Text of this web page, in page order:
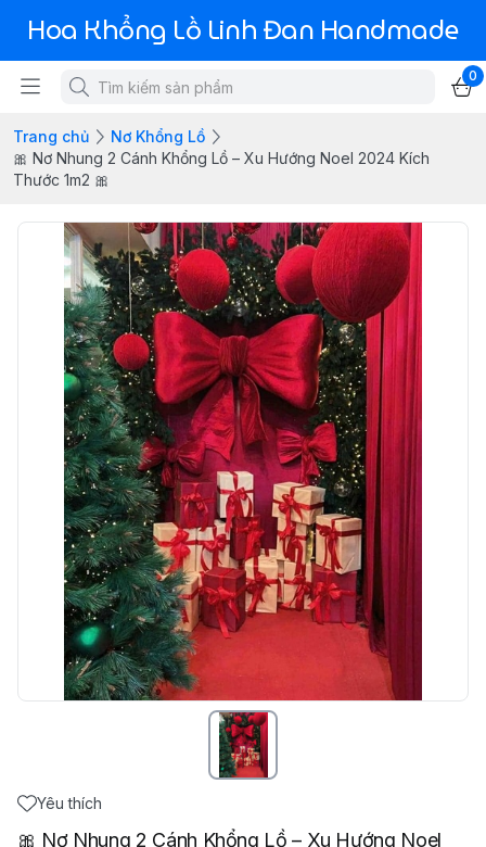
Hoa Khổng Lồ Linh Đan Handmade
0
Trang chủ
Nơ Khổng Lồ
🎀 Nơ Nhung 2 Cánh Khổng Lồ – Xu Hướng Noel 2024 Kích
Thước 1m2 🎀
Yêu thích
🎀 Nơ Nhung 2 Cánh Khổng Lồ – Xu Hướng Noel